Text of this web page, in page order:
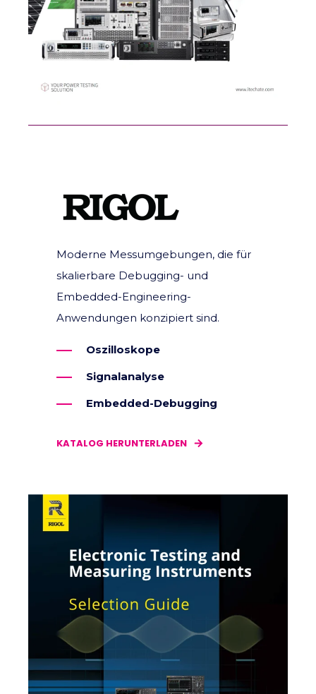
Moderne Messumgebungen, die für
skalierbare Debugging- und
Embedded-Engineering-
Anwendungen konzipiert sind.
Oszilloskope
Signalanalyse
Embedded-Debugging
KATALOG HERUNTERLADEN